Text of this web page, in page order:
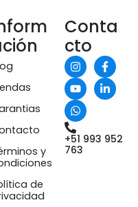
y
de
Conta
cto
+51 993 952
763